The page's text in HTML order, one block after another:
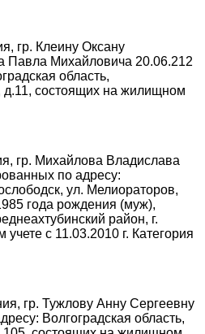
гр. Клеину Оксану
Павла Михайловича 20.06.212
область,
д.11, состоящих на жилищном
гр. Михайлова Владислава
по адресу:
ул. Мелиораторов,
года рождения (муж),
район, г.
с 11.03.2010 г. Категория
гр. Тужлову Анну Сергеевну
Волгоградская область,